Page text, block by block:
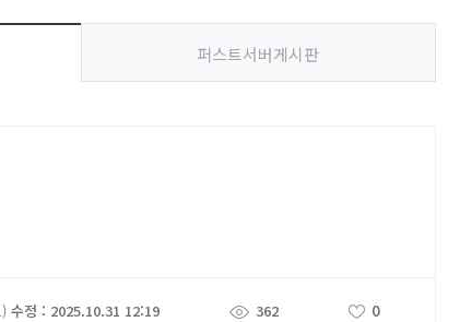
퍼스트서버게시판
수정 : 2025.10.31 12:19 362 0